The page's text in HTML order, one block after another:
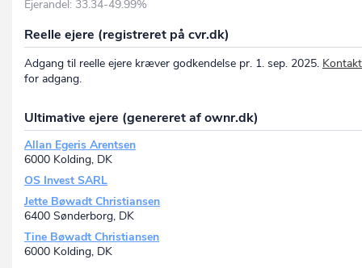
Ejerandel: 33.34-49.99%
Reelle ejere (registreret på cvr.dk)
Adgang til reelle ejere kræver godkendelse pr. 1. sep. 2025.
for adgang.
Ultimative ejere (genereret af ownr.dk)
Allan Egeris Arentsen
6000 Kolding, DK
OS Invest SARL
Jette Bøwadt Christiansen
6400 Sønderborg, DK
Tine Bøwadt Christiansen
6000 Kolding, DK